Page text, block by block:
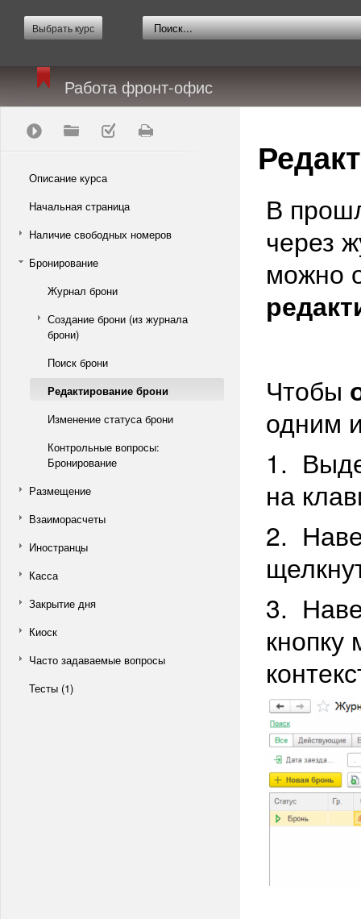
Выбрать курс
Работа фронт-офис
Описание курса
Начальная страница
Наличие свободных номеров
Бронирование
Журнал брони
Создание брони (из журнала
брони)
Поиск брони
Редактирование брони
Изменение статуса брони
Контрольные вопросы:
Бронирование
Размещение
Взаиморасчеты
Иностранцы
Касса
Закрытие дня
Киоск
Часто задаваемые вопросы
Тесты (1)
В
через
можно
Чтобы
одним
1.
на
2.
3.